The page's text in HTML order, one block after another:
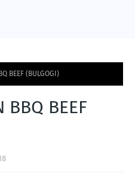
BEEF (BULGOGI)
BBQ BEEF